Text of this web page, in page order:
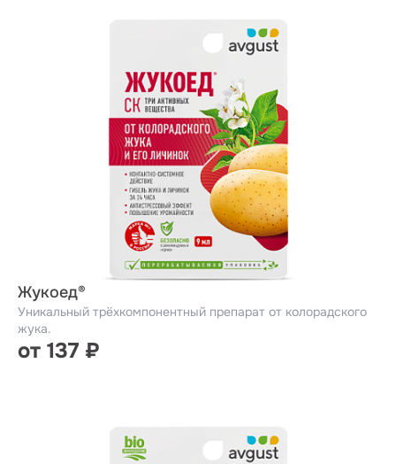
Жукоед®
Уникальный трёхкомпонентный препарат от колорадского
жука.
от 137 ₽